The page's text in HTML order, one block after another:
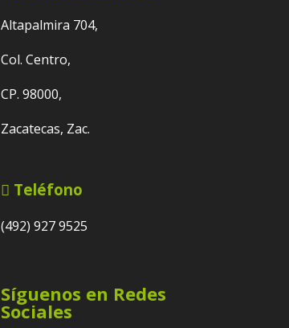
Altapalmira 704,
Col. Centro,
CP. 98000,
Zacatecas, Zac.
Teléfono
(492) 927 9525
Síguenos en Redes
Sociales